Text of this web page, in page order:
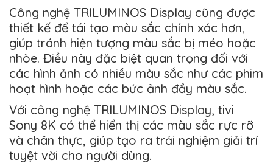
Công nghệ TRILUMINOS Display cũng được
thiết kế để tái tạo màu sắc chính xác hơn,
giúp tránh hiện tượng màu sắc bị méo hoặc
nhòe. Điều này đặc biệt quan trọng đối với
các hình ảnh có nhiều màu sắc như các phim
hoạt hình hoặc các bức ảnh đầy màu sắc.
Với công nghệ TRILUMINOS Display, tivi
Sony 8K có thể hiển thị các màu sắc rực rỡ
và chân thực, giúp tạo ra trải nghiệm giải trí
tuyệt vời cho người dùng.